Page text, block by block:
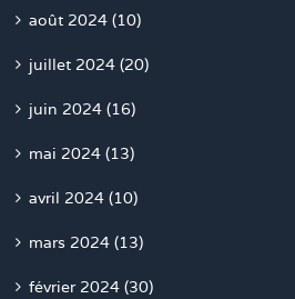
août 2024 (10)
juillet 2024 (20)
juin 2024 (16)
mai 2024 (13)
avril 2024 (10)
mars 2024 (13)
février 2024 (30)